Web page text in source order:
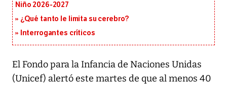
Niño 2026-2027
¿Qué tanto le limita su cerebro?
Interrogantes críticos
El Fondo para la Infancia de Naciones Unidas
(Unicef) alertó este martes de que al menos 40